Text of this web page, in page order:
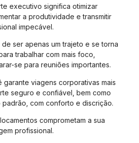
executivo significa otimizar
a produtividade e transmitir
impecável.
ser apenas um trajeto e se torna
trabalhar com mais foco,
se para reuniões importantes.
garante viagens corporativas mais
seguro e confiável, bem como
com conforto e discrição.
comprometam a sua
profissional.